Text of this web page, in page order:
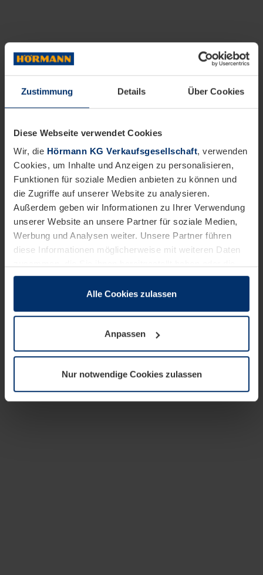
Zustimmung Details Über Cookies
Diese Webseite verwendet Cookies
Wir, die Hörmann KG Verkaufsgesellschaft, verwenden
Cookies, um Inhalte und Anzeigen zu personalisieren,
Funktionen für soziale Medien anbieten zu können und
die Zugriffe auf unserer Website zu analysieren.
Außerdem geben wir Informationen zu Ihrer Verwendung
unserer Website an unsere Partner für soziale Medien,
Werbung und Analysen weiter. Unsere Partner führen
diese Informationen möglicherweise mit weiteren Daten
sie im Rahmen Ihrer Nutzung der Dienste gesammelt
wenn diese für den Betrieb dieser Seite unbedingt
notwendig sind. Für alle anderen Cookie-Typen benötigen
wir Ihre Erlaubnis. Ihre Einwilligung können Sie jederzeit
Datenschutzerklärungunserer Website ändern oder
widerrufen.
Alle Cookies zulassen
Anpassen
Nur notwendige Cookies zulassen